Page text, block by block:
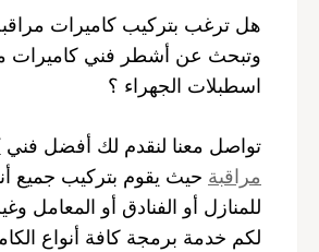
هل ترغب بتركيب كاميرات
وتبحث عن أشطر فني كاميرات
اسطبلات الجهراء ؟
تواصل معنا لنقدم لك أفضل فني
مراقبة حيث يقوم بتركيب جميع
للمنازل أو الفنادق أو المعامل
لكم خدمة برمجة كافة أنواع